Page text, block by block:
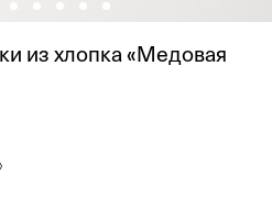
из хлопка «Медовая
›